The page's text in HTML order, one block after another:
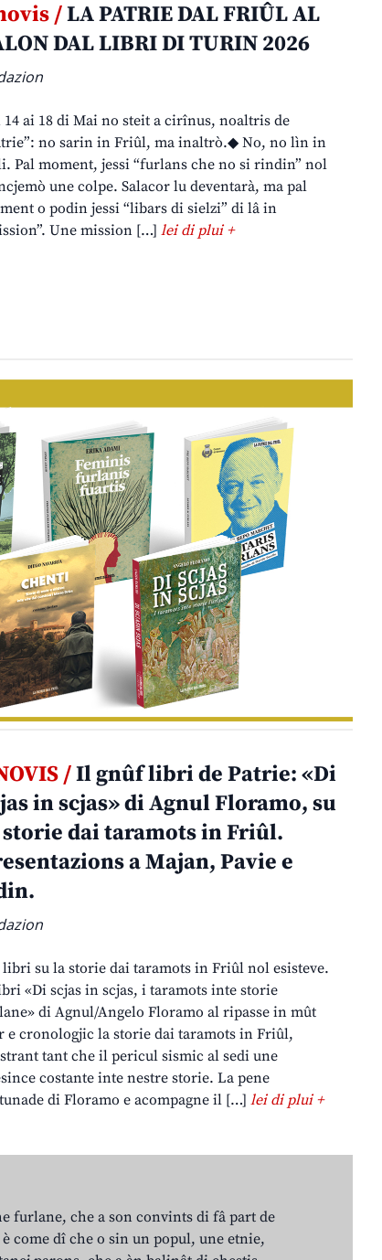
/LA PATRIE DAL FRIÛL AL
DAL LIBRI DI TURIN 2026
14 ai 18 di Mai no steit a cirînus, noaltris de
no sarin in Friûl, ma inaltrò.◆ No, no lìn in
Pal moment, jessi “furlans che no si rindin” nol
une colpe. Salacor lu deventarà, ma pal
o podin jessi “libars di sielzi” di lâ in
Une mission […]lei di plui +
/Il gnûf libri de Patrie: «Di
in scjas» di Agnul Floramo, su
dai taramots in Friûl.
a Majan, Pavie e
su la storie dai taramots in Friûl nol esisteve.
«Di scjas in scjas, i taramots inte storie
di Agnul/Angelo Floramo al ripasse in mût
e cronologjic la storie dai taramots in Friûl,
tant che il pericul sismic al sedi une
costante inte nestre storie. La pene
di Floramo e acompagne il […]lei di plui +
furlane, che a son convints di fâ part de
come dî che o sin un popul, une etnie,